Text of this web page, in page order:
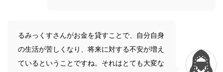
るみっくすさんがお金を貸すことで、自分自身
の生活が苦しくなり、将来に対する不安が増え
ているということですね。それはとても大変な